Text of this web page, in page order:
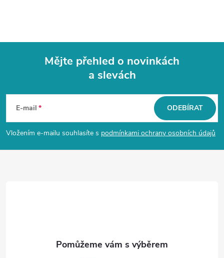
p
Mějte přehled o novinkách
a slevách
E-mail
Vložením e-mailu souhlasíte s podmínkami ochrany osobních údajů
ODEBÍRAT